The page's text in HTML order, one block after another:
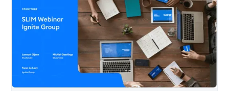
centraal staat. Ontdek in dit webinar-verslag hoe
je leren slim en gefaseerd oppakt en ontwikkeling
niet alleen toegankelijk, maar ook direct waardevol
maakt voor je organisatie.